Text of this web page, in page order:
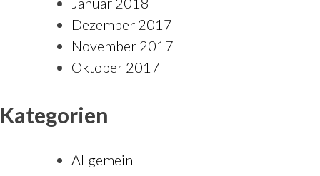
Dezember 2017
November 2017
Oktober 2017
Kategorien
Allgemein